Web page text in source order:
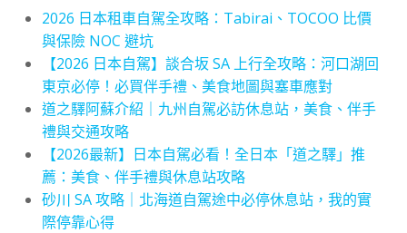
2026 日本租車自駕全攻略：Tabirai、TOCOO 比價
與保險 NOC 避坑
【2026 日本自駕】談合坂 SA 上行全攻略：河口湖回
東京必停！必買伴手禮、美食地圖與塞車應對
道之驛阿蘇介紹｜九州自駕必訪休息站，美食、伴手
禮與交通攻略
【2026最新】日本自駕必看！全日本「道之驛」推
薦：美食、伴手禮與休息站攻略
砂川 SA 攻略｜北海道自駕途中必停休息站，我的實
際停靠心得